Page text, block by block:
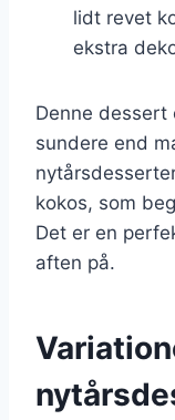
lidt revet
ekstra
Denne dessert
sundere end
kokos, som
Det er en
aften på.